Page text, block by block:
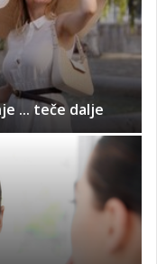
... teče dalje